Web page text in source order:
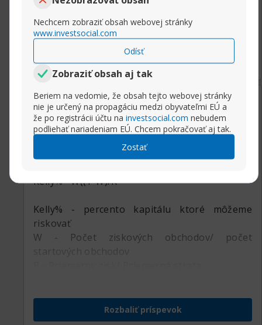
Nechcem zobraziť obsah webovej stránky
www.investsocial.com
Odísť
Zobraziť obsah aj tak
Beriem na vedomie, že obsah tejto webovej stránky
nie je určený na propagáciu medzi obyvateľmi EÚ a
že po registrácii účtu na investsocial.com nebudem
podliehať nariadeniam EÚ. Chcem pokračovať aj tak.
Zostať
Rozbaliť príspevok
19.11.2018, 09:07 Money management.
Sasha
Super Moderator
Kelly Formula - cieľom je maximalizovať zisky a
minimalizovať straty obchodníka
Kelly%= W((1-W)/R
Kelly% - percento kapitálu ktoré môžeme
riskovať
W - Počet ziskových obchodov/ počet
startových obchodov
Rozbaliť príspevok